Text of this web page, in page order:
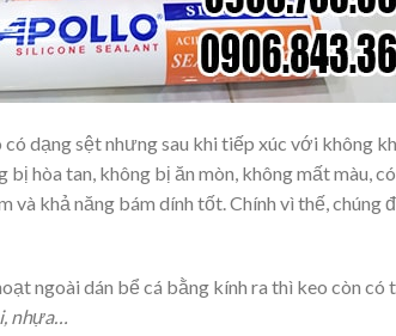
dạng sệt nhưng sau khi tiếp xúc với không
bị hòa tan, không bị ăn mòn, không mất màu,
và khả năng bám dính tốt. Chính vì thế,
ngoài dán bể cá bằng kính ra thì keo còn có
nhựa…